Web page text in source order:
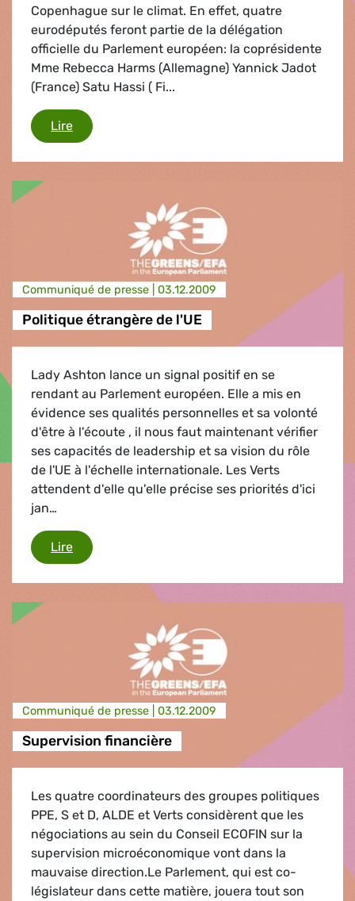
Copenhague sur le climat. En effet, quatre
eurodéputés feront partie de la délégation
officielle du Parlement européen: la coprésidente
Mme Rebecca Harms (Allemagne) Yannick Jadot
(France) Satu Hassi ( Fi...
LireSommet de Copenhague sur le climat
Communiqué de presse | 03.12.2009
Politique étrangère de l'UE
Lady Ashton lance un signal positif en se
rendant au Parlement européen. Elle a mis en
évidence ses qualités personnelles et sa volonté
d'être à l'écoute , il nous faut maintenant vérifier
ses capacités de leadership et sa vision du rôle
de l'UE à l'échelle internationale. Les Verts
attendent d'elle qu'elle précise ses priorités d'ici
jan…
LirePolitique étrangère de l'UE
Communiqué de presse | 03.12.2009
Supervision financière
Les quatre coordinateurs des groupes politiques
PPE, S et D, ALDE et Verts considèrent que les
négociations au sein du Conseil ECOFIN sur la
supervision microéconomique vont dans la
mauvaise direction.Le Parlement, qui est co-
législateur dans cette matière, jouera tout son